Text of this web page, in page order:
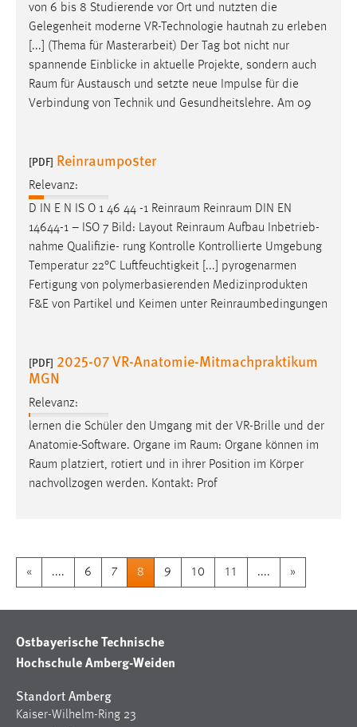
von 6 bis 8 Studierende vor Ort und nutzten die
Gelegenheit moderne VR-Technologie hautnah zu erleben
[...] (Thema für Masterarbeit) Der Tag bot nicht nur
spannende Einblicke in aktuelle Projekte, sondern auch
Raum für Austausch und setzte neue Impulse für die
Verbindung von Technik und Gesundheitslehre. Am 09
[PDF] Reinraumposter
Relevanz:
D IN E N IS O 1 46 44 -1 Reinraum Reinraum DIN EN
14644-1 – ISO 7 Bild: Layout Reinraum Aufbau Inbetrieb-
nahme Qualifizie- rung Kontrolle Kontrollierte Umgebung
Temperatur 22°C Luftfeuchtigkeit [...] pyrogenarmen
Fertigung von polymerbasierenden Medizinprodukten
F&E von Partikel und Keimen unter Reinraumbedingungen
[PDF] 2025-07 VR-Anatomie-Mitmachpraktikum
MGN
Relevanz:
lernen die Schüler den Umgang mit der VR-Brille und der
Anatomie-Software. Organe im Raum: Organe können im
Raum platziert, rotiert und in ihrer Position im Körper
nachvollzogen werden. Kontakt: Prof
« .... 6 7 8 9 10 11 .... »
Ostbayerische Technische
Hochschule Amberg-Weiden
Standort Amberg
Kaiser-Wilhelm-Ring 23